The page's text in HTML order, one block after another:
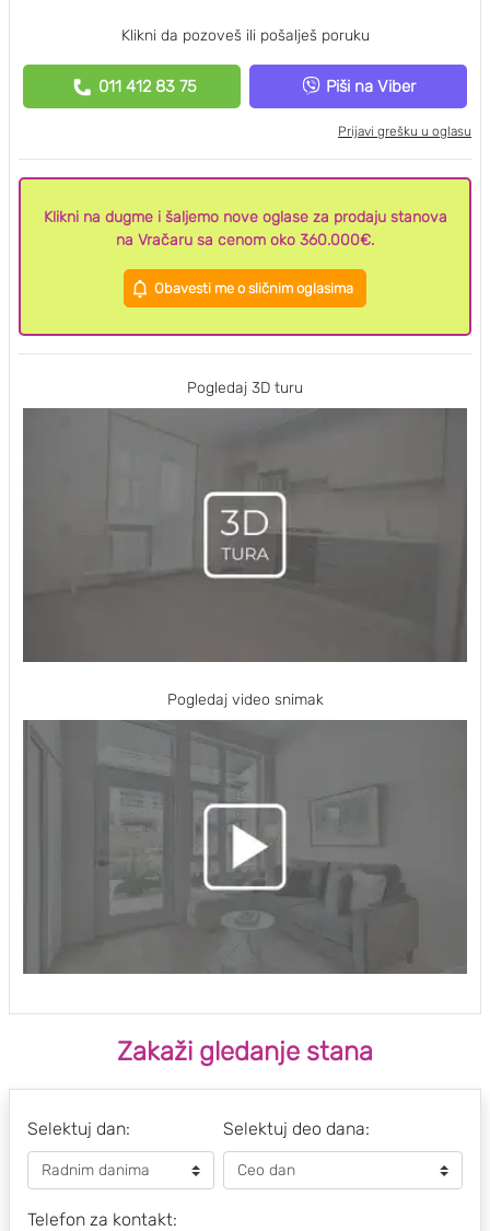
Klikni da pozoveš ili pošalješ poruku
011 412 83 75 Piši na Viber
Prijavi grešku u oglasu
Klikni na dugme i šaljemo nove oglase za prodaju stanova
na Vračaru sa cenom oko 360.000€.
Obavesti me o sličnim oglasima
Pogledaj 3D turu
Pogledaj video snimak
Zakaži gledanje stana
Selektuj dan: Selektuj deo dana:
Telefon za kontakt: